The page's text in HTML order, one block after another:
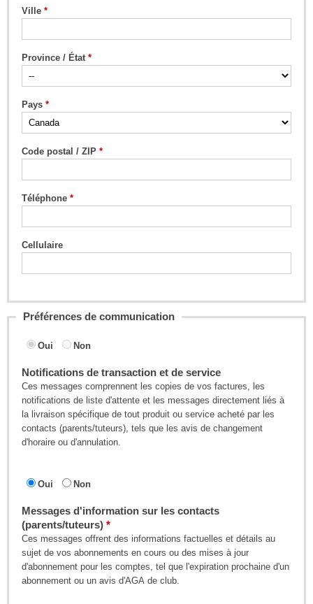
Ville
Province / État
Pays
Code postal / ZIP
Téléphone
Cellulaire
Préférences de communication
Oui Non
Notifications de transaction et de service
Ces messages comprennent les copies de vos factures, les
notifications de liste d'attente et les messages directement liés à
la livraison spécifique de tout produit ou service acheté par les
contacts (parents/tuteurs), tels que les avis de changement
d'horaire ou d'annulation.
Oui Non
Messages d'information sur les contacts
(parents/tuteurs)
Ces messages offrent des informations factuelles et détails au
sujet de vos abonnements en cours ou des mises à jour
d'abonnement pour les comptes, tel que l'expiration prochaine d'un
abonnement ou un avis d'AGA de club.